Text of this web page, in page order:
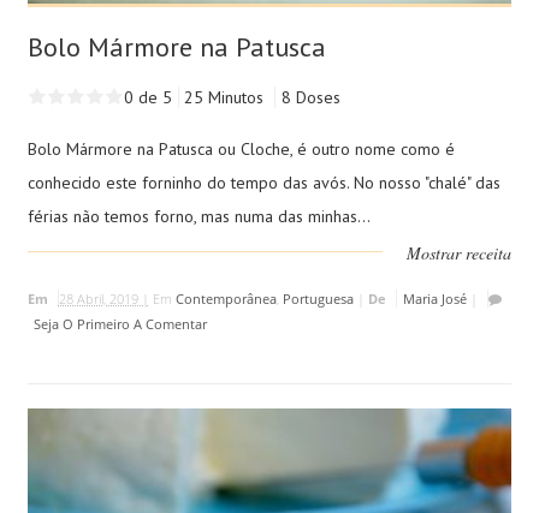
Bolo Mármore na Patusca
0 de 5 25 Minutos 8 Doses
Bolo Mármore na Patusca ou Cloche, é outro nome como é
conhecido este forninho do tempo das avós. No nosso "chalé" das
férias não temos forno, mas numa das minhas...
Mostrar receita
Em 28 Abril, 2019 | Em Contemporânea, Portuguesa| De Maria José|
Seja O Primeiro A Comentar